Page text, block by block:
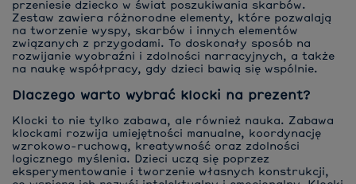
przeniesie dziecko w świat poszukiwania skarbów.
Zestaw zawiera różnorodne elementy, które pozwalają
na tworzenie wyspy, skarbów i innych elementów
związanych z przygodami. To doskonały sposób na
rozwijanie wyobraźni i zdolności narracyjnych, a także
na naukę współpracy, gdy dzieci bawią się wspólnie.
Dlaczego warto wybrać klocki na prezent?
Klocki to nie tylko zabawa, ale również nauka. Zabawa
klockami rozwija umiejętności manualne, koordynację
wzrokowo-ruchową, kreatywność oraz zdolności
logicznego myślenia. Dzieci uczą się poprzez
eksperymentowanie i tworzenie własnych konstrukcji,